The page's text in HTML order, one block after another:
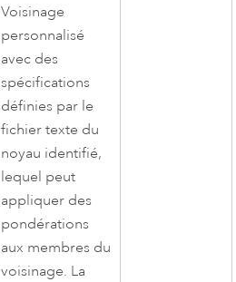
Voisinage
personnalisé
avec des
spécifications
définies par le
fichier texte du
noyau identifié,
lequel peut
appliquer des
pondérations
aux membres du
voisinage. La